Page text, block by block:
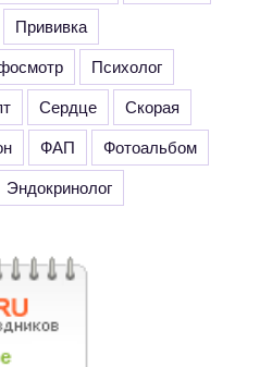
Прививка
Психолог
Сердце
Скорая
ФАП
Фотоальбом
Эндокринолог